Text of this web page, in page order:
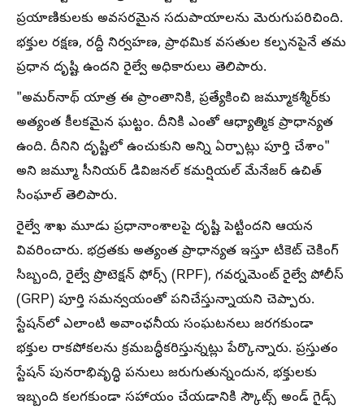
ప్రయాణికులకు అవసరమైన సదుపాయాలను మెరుగుపరిచింది.
భక్తుల రక్షణ, రద్దీ నిర్వహణ, ప్రాథమిక వసతుల కల్పనపైనే తమ
ప్రధాన దృష్టి ఉందని రైల్వే అధికారులు తెలిపారు.
"అమర్‌నాథ్ యాత్ర ఈ ప్రాంతానికి, ప్రత్యేకించి జమ్మూకశ్మీర్‌కు
అత్యంత కీలకమైన ఘట్టం. దీనికి ఎంతో ఆధ్యాత్మిక ప్రాధాన్యత
ఉంది. దీనిని దృష్టిలో ఉంచుకుని అన్ని ఏర్పాట్లు పూర్తి చేశాం"
అని జమ్మూ సీనియర్ డివిజనల్ కమర్షియల్ మేనేజర్ ఉచిత్
సింఘాల్ తెలిపారు.
రైల్వే శాఖ మూడు ప్రధానాంశాలపై దృష్టి పెట్టిందని ఆయన
వివరించారు. భద్రతకు అత్యంత ప్రాధాన్యత ఇస్తూ టికెట్ చెకింగ్
సిబ్బంది, రైల్వే ప్రొటెక్షన్ ఫోర్స్ (RPF), గవర్నమెంట్ రైల్వే పోలీస్
(GRP) పూర్తి సమన్వయంతో పనిచేస్తున్నాయని చెప్పారు.
స్టేషన్‌లో ఎలాంటి అవాంఛనీయ సంఘటనలు జరగకుండా
భక్తుల రాకపోకలను క్రమబద్ధీకరిస్తున్నట్లు పేర్కొన్నారు. ప్రస్తుతం
స్టేషన్ పునరాభివృద్ధి పనులు జరుగుతున్నందున, భక్తులకు
ఇబ్బంది కలగకుండా సహాయం చేయడానికి స్కౌట్స్ అండ్ గైడ్స్